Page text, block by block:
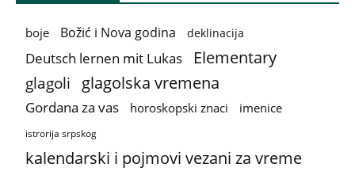
boje Božić i Nova godina deklinacija
Deutsch lernen mit Lukas Elementary
glagoli glagolska vremena
Gordana za vas horoskopski znaci imenice
istrorija srpskog
kalendarski i pojmovi vezani za vreme